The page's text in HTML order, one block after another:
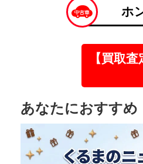
ホ
【買取
あなたにおすすめ